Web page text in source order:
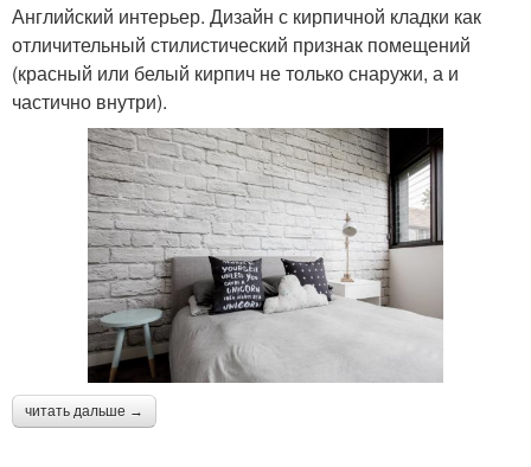
Английский интерьер. Дизайн с кирпичной кладки как
отличительный стилистический признак помещений
(красный или белый кирпич не только снаружи, а и
частично внутри).
читать дальше →